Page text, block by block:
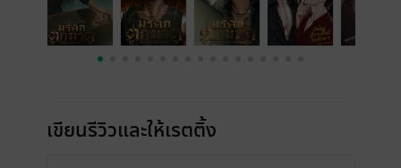
เขียนรีวิวและให้เรตติ้ง